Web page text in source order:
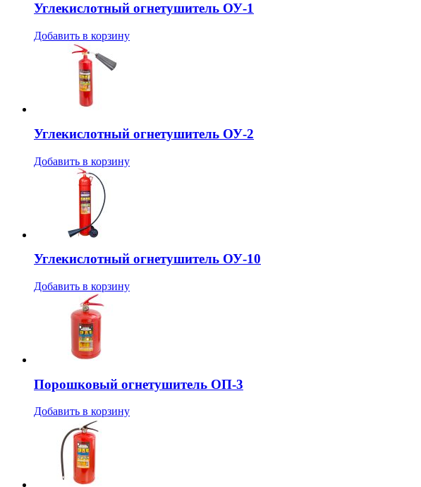
Углекислотный огнетушитель ОУ-1
Добавить в корзину
Углекислотный огнетушитель ОУ-2
Добавить в корзину
Углекислотный огнетушитель ОУ-10
Добавить в корзину
Порошковый огнетушитель ОП-3
Добавить в корзину